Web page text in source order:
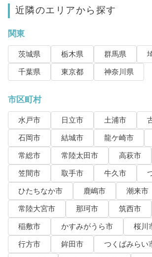
近隣のエリアから探す
関東
茨城県 栃木県 群馬県
千葉県
東京都 神奈川県
市区町村
水戸市 日立市 土浦市
石岡市
結城市 龍ケ崎市
常総市
常陸太田市 高萩市
笠間市
取手市 牛久市
ひたちなか市
鹿嶋市 潮来市
常陸大宮市
那珂市 筑西市
稲敷市
かすみがうら市 桜川
行方市
鉾田市
つくばみらい